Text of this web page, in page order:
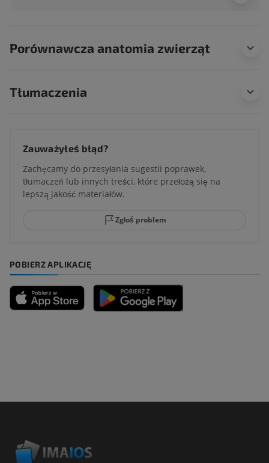
Porównawcza anatomia zwierząt
Tłumaczenia
Zauważyłeś błąd?
Zachęcamy do przesyłania sugestii poprawek,
tłumaczeń lub innych treści, które przełożą się na
lepszą jakość materiałów.
Zgłoś problem
POBIERZ APLIKACJĘ